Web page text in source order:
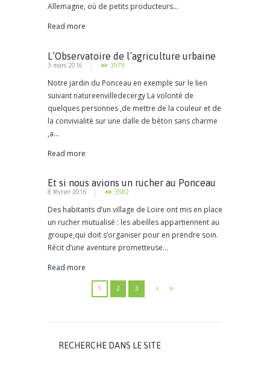
Allemagne, où de petits producteurs...
Read more
L’Observatoire de l’agriculture urbaine
et de la biodiversité en Ile-de-France
3 mars 2016 3979
Notre jardin du Ponceau en exemple sur le lien
suivant natureenvilledecergy La volonté de
quelques personnes ,de mettre de la couleur et de
la convivialité sur une dalle de béton sans charme
,a...
Read more
Et si nous avions un rucher au Ponceau
8 février 2016 3582
Des habitants d’un village de Loire ont mis en place
un rucher mutualisé : les abeilles appartiennent au
groupe,qui doit s’organiser pour en prendre soin.
Récit d’une aventure prometteuse...
Read more
1 2 3
RECHERCHE DANS LE SITE